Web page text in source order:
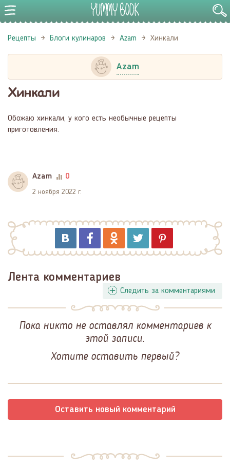
Рецепты Блоги кулинаров Azam Хинкали
Azam
Хинкали
Обожаю хинкали, у кого есть необычные рецепты
приготовления.
Azam 0
2 ноября 2022 г.
Лента комментариев
Следить за комментариями
Пока никто не оставлял комментариев к
этой записи.
Хотите оставить первый?
Оставить новый комментарий